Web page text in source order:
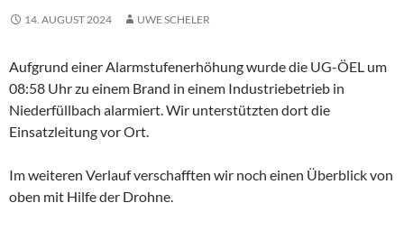
14. AUGUST 2024 UWE SCHELER
Aufgrund einer Alarmstufenerhöhung wurde die UG-ÖEL um
08:58 Uhr zu einem Brand in einem Industriebetrieb in
Niederfüllbach alarmiert. Wir unterstützten dort die
Einsatzleitung vor Ort.
Im weiteren Verlauf verschafften wir noch einen Überblick von
oben mit Hilfe der Drohne.